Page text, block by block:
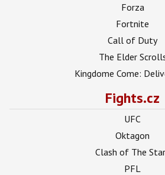
Forza
Fortnite
Call of Duty
The Elder
Kingdome Come:
Fights.cz
UFC
Oktagon
Clash of The
PFL